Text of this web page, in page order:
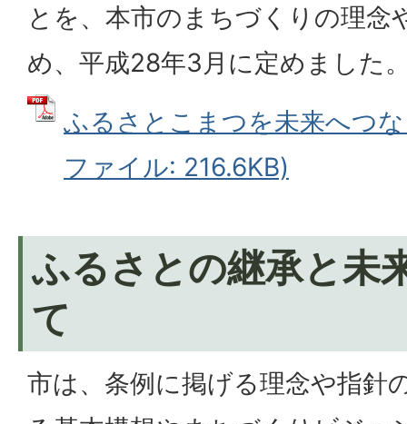
とを、本市のまちづくりの理念
め、平成28年3月に定めました
ふるさとこまつを未来へつ
ファイル: 216.6KB)
ふるさとの継承と未
て
市は、条例に掲げる理念や指針